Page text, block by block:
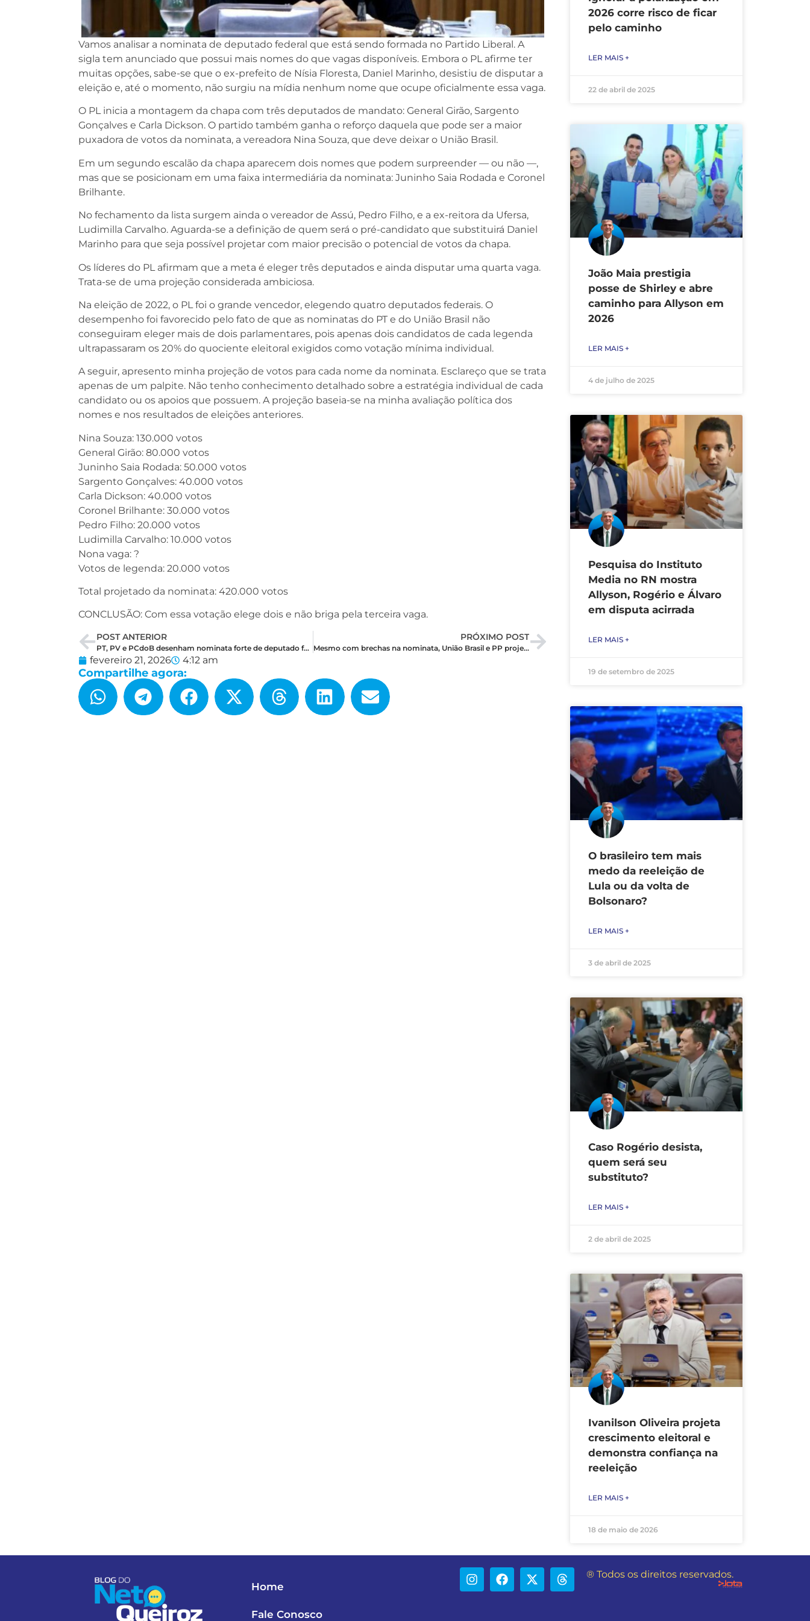
Vamos analisar a nominata de deputado federal que está sendo formada no Partido Liberal. A
sigla tem anunciado que possui mais nomes do que vagas disponíveis. Embora o PL afirme ter
muitas opções, sabe-se que o ex-prefeito de Nísia Floresta, Daniel Marinho, desistiu de disputar a
eleição e, até o momento, não surgiu na mídia nenhum nome que ocupe oficialmente essa vaga.
O PL inicia a montagem da chapa com três deputados de mandato: General Girão, Sargento
Gonçalves e Carla Dickson. O partido também ganha o reforço daquela que pode ser a maior
puxadora de votos da nominata, a vereadora Nina Souza, que deve deixar o União Brasil.
Em um segundo escalão da chapa aparecem dois nomes que podem surpreender — ou não —,
mas que se posicionam em uma faixa intermediária da nominata: Juninho Saia Rodada e Coronel
Brilhante.
No fechamento da lista surgem ainda o vereador de Assú, Pedro Filho, e a ex-reitora da Ufersa,
Ludimilla Carvalho. Aguarda-se a definição de quem será o pré-candidato que substituirá Daniel
Marinho para que seja possível projetar com maior precisão o potencial de votos da chapa.
Os líderes do PL afirmam que a meta é eleger três deputados e ainda disputar uma quarta vaga.
Trata-se de uma projeção considerada ambiciosa.
Na eleição de 2022, o PL foi o grande vencedor, elegendo quatro deputados federais. O
desempenho foi favorecido pelo fato de que as nominatas do PT e do União Brasil não
conseguiram eleger mais de dois parlamentares, pois apenas dois candidatos de cada legenda
ultrapassaram os 20% do quociente eleitoral exigidos como votação mínima individual.
A seguir, apresento minha projeção de votos para cada nome da nominata. Esclareço que se trata
apenas de um palpite. Não tenho conhecimento detalhado sobre a estratégia individual de cada
candidato ou os apoios que possuem. A projeção baseia-se na minha avaliação política dos
nomes e nos resultados de eleições anteriores.
Nina Souza: 130.000 votos
General Girão: 80.000 votos
Juninho Saia Rodada: 50.000 votos
Sargento Gonçalves: 40.000 votos
Carla Dickson: 40.000 votos
Coronel Brilhante: 30.000 votos
Pedro Filho: 20.000 votos
Ludimilla Carvalho: 10.000 votos
Nona vaga: ?
Votos de legenda: 20.000 votos
Total projetado da nominata: 420.000 votos
CONCLUSÃO: Com essa votação elege dois e não briga pela terceira vaga.
POST ANTERIOR
PT, PV e PCdoB desenham nominata forte de deputado federal para ultrapassar os 500.000 votos
PRÓXIMO POST
Mesmo com brechas na nominata, União Brasil e PP projetam quase 500 mil votos para federal
fevereiro 21, 2026 4:12 am
Compartilhe agora:
2026 corre risco de ficar
pelo caminho
LER MAIS +
22 de abril de 2025
João Maia prestigia
posse de Shirley e abre
caminho para Allyson em
2026
LER MAIS +
4 de julho de 2025
Pesquisa do Instituto
Media no RN mostra
Allyson, Rogério e Álvaro
em disputa acirrada
LER MAIS +
19 de setembro de 2025
O brasileiro tem mais
medo da reeleição de
Lula ou da volta de
Bolsonaro?
LER MAIS +
3 de abril de 2025
Caso Rogério desista,
quem será seu
substituto?
LER MAIS +
2 de abril de 2025
Ivanilson Oliveira projeta
crescimento eleitoral e
demonstra confiança na
reeleição
LER MAIS +
18 de maio de 2026
Home
Fale Conosco
® Todos os direitos reservados.